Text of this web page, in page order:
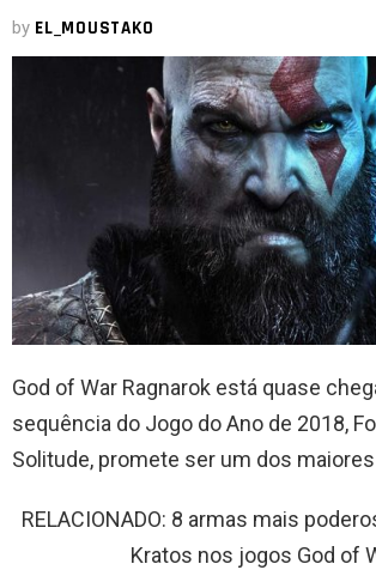
by EL_MOUSTAKO
God of War Ragnarok está quase
sequência do Jogo do Ano de 2018,
Solitude, promete ser um dos
RELACIONADO: 8 armas mais
Kratos nos jogos God of